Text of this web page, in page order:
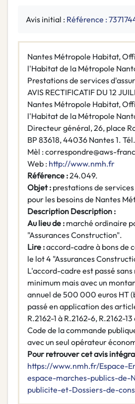
Avis initial : Référence :
Nantes Métropole Habitat,
l'Habitat de la Métropole
Prestations de services
AVIS RECTIFICATIF DU 12
Nantes Métropole Habitat,
l'Habitat de la Métropole
Directeur général, 26, place
BP 83618, 44036 Nantes 1.
Mèl : correspondre@aws-
Web : http://www.nmh.fr
Référence :24.049.
Objet : prestations de
pour les besoins de Nantes
Description Description :
Au lieu de : marché ordinaire
"Assurances Construction".
Lire :accord-cadre à bons de
le lot 4 "Assurances
L'accord-cadre est passé
minimum mais avec un
annuel de 500 000 euros HT
passé en application des
R.2162-1 à R.2162-6, R.2162-
Code de la commande
avec un seul opérateur
Pour retrouver cet avis
https://www.nmh.fr/Espace-
espace-marches-publics-de-
publicite-et-Dossiers-de-